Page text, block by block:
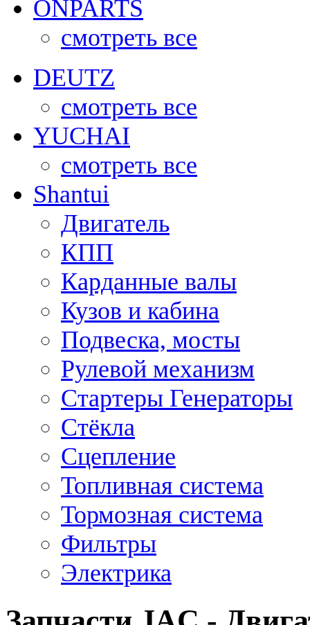
ONPARTS
смотреть все
DEUTZ
смотреть все
YUCHAI
смотреть все
Shantui
Двигатель
КПП
Карданные валы
Кузов и кабина
Подвеска, мосты
Рулевой механизм
Стартеры Генераторы
Стёкла
Сцепление
Топливная система
Тормозная система
Фильтры
Электрика